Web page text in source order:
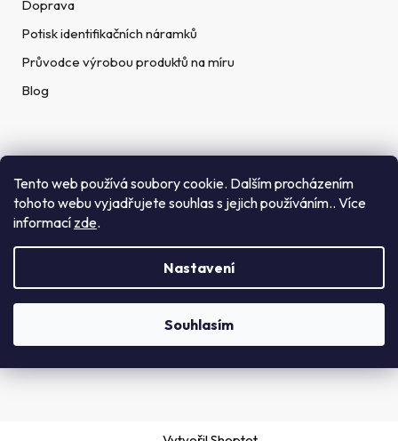
Tento web používá soubory cookie. Dalším procházením
tohoto webu vyjadřujete souhlas s jejich používáním.. Více
informací zde.
Nastavení
Souhlasím
Doprava
Potisk identifikačních náramků
Průvodce výrobou produktů na míru
Blog
Rychlé kontakty
Telefon:
(+420) 272 702 212
info@getid.cz